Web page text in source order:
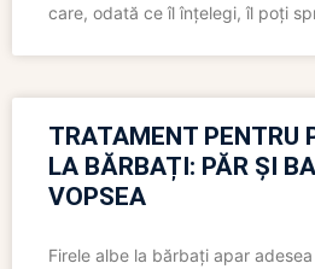
care, odată ce îl înțelegi, îl poți
TRATAMENT PENTRU
LA BĂRBAȚI: PĂR ȘI
VOPSEA
Firele albe la bărbați apar